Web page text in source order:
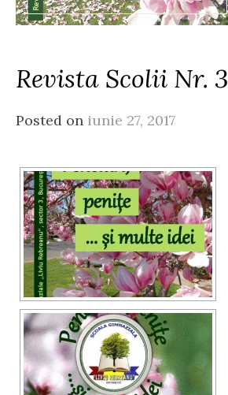
Revista Scolii Nr. 3
Posted on iunie 27, 2017